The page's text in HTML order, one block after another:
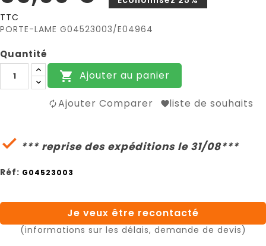
TTC
PORTE-LAME G04523003/E04964
Quantité
 Ajouter au panier
Ajouter Comparer liste de souhaits
 *** reprise des expéditions le 31/08***
Réf: G04523003
Je veux être recontacté
(informations sur les délais, demande de devis)